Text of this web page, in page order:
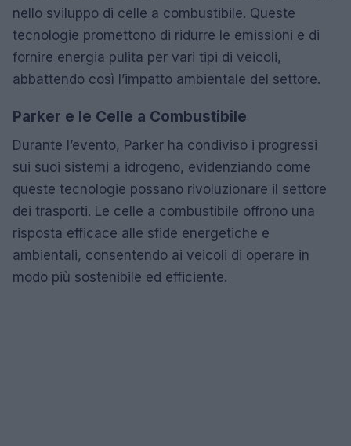
nello sviluppo di celle a combustibile. Queste
tecnologie promettono di ridurre le emissioni e di
fornire energia pulita per vari tipi di veicoli,
abbattendo così l’impatto ambientale del settore.
Parker e le Celle a Combustibile
Durante l’evento, Parker ha condiviso i progressi
sui suoi sistemi a idrogeno, evidenziando come
queste tecnologie possano rivoluzionare il settore
dei trasporti. Le celle a combustibile offrono una
risposta efficace alle sfide energetiche e
ambientali, consentendo ai veicoli di operare in
modo più sostenibile ed efficiente.